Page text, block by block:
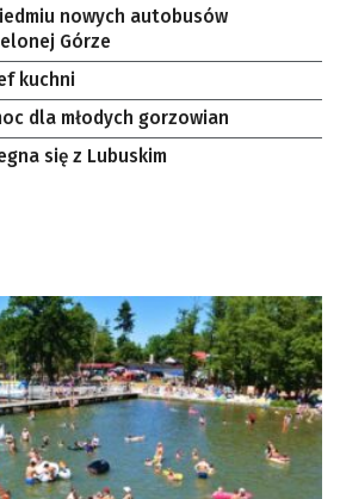
nowych autobusów
Górze
kuchni
dla młodych gorzowian
się z Lubuskim